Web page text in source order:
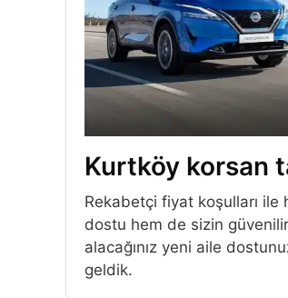
Kurtköy korsan
Rekabetçi fiyat koşulları ile
dostu hem de sizin
alacağınız yeni aile
geldik.